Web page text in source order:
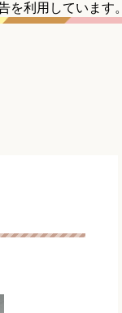
を利用しています。